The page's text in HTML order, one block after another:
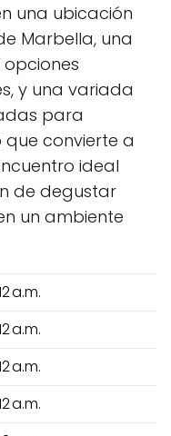
una ubicación
Marbella, una
y una variada
para
convierte a
ideal
de degustar
un ambiente
a.m.
a.m.
a.m.
a.m.